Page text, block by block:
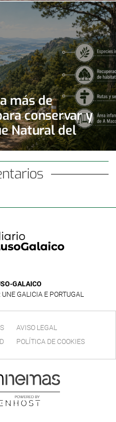
más de
conservar y
Natural del
GALAICO
GALICIA E PORTUGAL
AVISO LEGAL
POLÍTICA DE COOKIES